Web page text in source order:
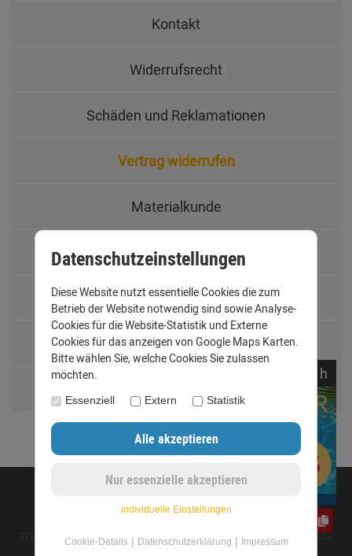
Kontakt
Widerrufsrecht
Schäden und Reklamationen
Vertrag widerrufen
Materialkunde
Fachbegriffe
Jobs
Montage und Installationshilfen
©opyright 2020 - www.dachrinnen-shop.de
h
ified eCommerce Shopsoftware © 2009-2026
Datenschutzeinstellungen
Diese Website nutzt essentielle Cookies die zum
Betrieb der Website notwendig sind sowie Analyse-
Cookies für die Website-Statistik und Externe
Cookies für das anzeigen von Google Maps Karten.
Bitte wählen Sie, welche Cookies Sie zulassen
möchten.
Essenziell Extern Statistik
individuelle Einstellungen
Cookie-Details| Datenschutzerklärung | Impressum